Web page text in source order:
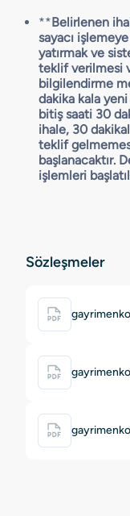
**Belirlenen
sayacı
yatırmak ve
teklif verilmesi
bilgilendirme
dakika kala
bitiş saati 30
ihale, 30
teklif
başlanacaktır.
işlemleri
Sözleşmeler